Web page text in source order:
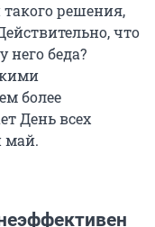
решения,
что
него беда?
более
День всех
май.